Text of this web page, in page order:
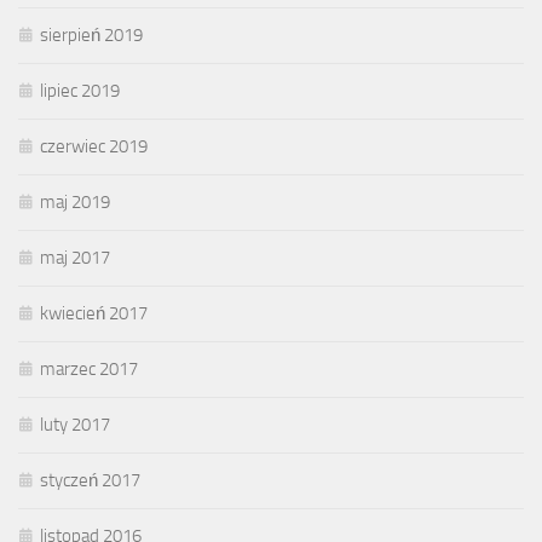
sierpień 2019
lipiec 2019
czerwiec 2019
maj 2019
maj 2017
kwiecień 2017
marzec 2017
luty 2017
styczeń 2017
listopad 2016